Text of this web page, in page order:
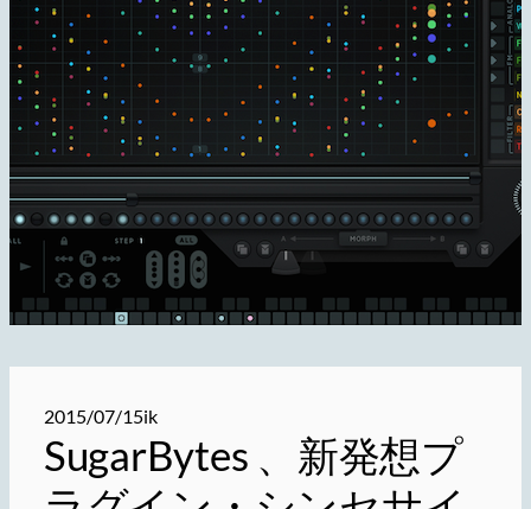
2015/07/15ik
SugarBytes 、新発想プ